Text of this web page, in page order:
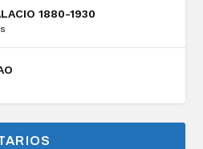
1880-1930